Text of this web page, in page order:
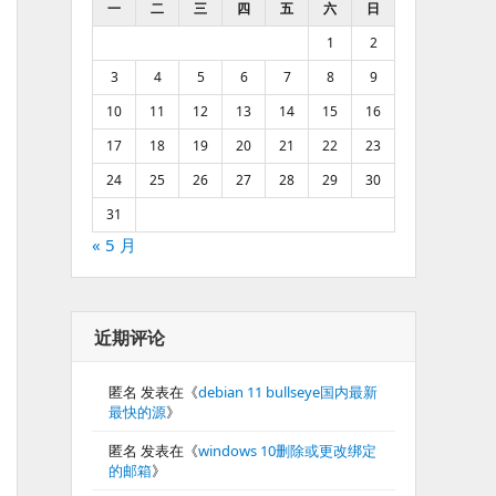
一 二 三 四 五 六
日
1
2
3
4 5 6 7 8
9
10
11 12 13 14 15
16
17
18 19 20 21 22
23
24
25 26 27 28 29
30
31
« 5 月
近期评论
匿名 发表在《debian 11 bullseye国内最新
最快的源》
匿名 发表在《windows 10删除或更改绑定
的邮箱》